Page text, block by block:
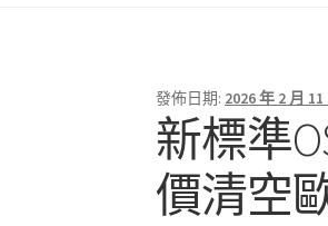
發佈日期: 2026 年 2 月 11
新標準
價清空